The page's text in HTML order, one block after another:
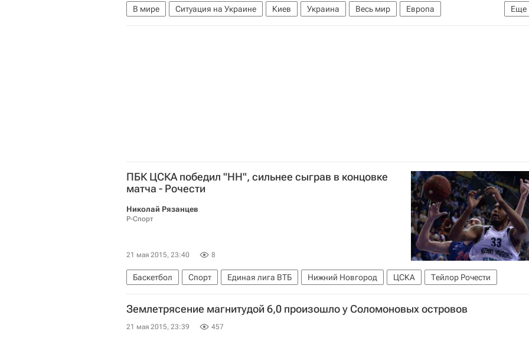
Еще
В мире Ситуация на Украине Киев Украина Весь мир
Европа
Верховная Рада Украины
ПБК ЦСКА победил "НН", сильнее сыграв в концовке
матча - Рочести
Николай Рязанцев
Р-Спорт
21 мая 2015, 23:40 8
Баскетбол Спорт Единая лига ВТБ Нижний Новгород ЦСКА Тейлор Рочести
Землетрясение магнитудой 6,0 произошло у Соломоновых островов
21 мая 2015, 23:39 457